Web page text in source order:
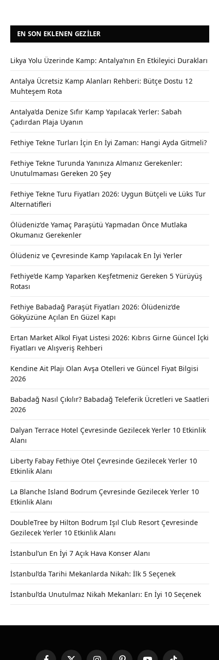
EN SON EKLENEN GEZILER
Likya Yolu Üzerinde Kamp: Antalya’nın En Etkileyici Durakları
Antalya Ücretsiz Kamp Alanları Rehberi: Bütçe Dostu 12
Muhteşem Rota
Antalya’da Denize Sıfır Kamp Yapılacak Yerler: Sabah
Çadırdan Plaja Uyanın
Fethiye Tekne Turları İçin En İyi Zaman: Hangi Ayda Gitmeli?
Fethiye Tekne Turunda Yanınıza Almanız Gerekenler:
Unutulmaması Gereken 20 Şey
Fethiye Tekne Turu Fiyatları 2026: Uygun Bütçeli ve Lüks Tur
Alternatifleri
Ölüdeniz’de Yamaç Paraşütü Yapmadan Önce Mutlaka
Okumanız Gerekenler
Ölüdeniz ve Çevresinde Kamp Yapılacak En İyi Yerler
Fethiye’de Kamp Yaparken Keşfetmeniz Gereken 5 Yürüyüş
Rotası
Fethiye Babadağ Paraşüt Fiyatları 2026: Ölüdeniz’de
Gökyüzüne Açılan En Güzel Kapı
Ertan Market Alkol Fiyat Listesi 2026: Kıbrıs Girne Güncel İçki
Fiyatları ve Alışveriş Rehberi
Kendine Ait Plajı Olan Avşa Otelleri ve Güncel Fiyat Bilgisi
2026
Babadağ Nasıl Çıkılır? Babadağ Teleferik Ücretleri ve Saatleri
2026
Dalyan Terrace Hotel Çevresinde Gezilecek Yerler 10 Etkinlik
Alanı
Liberty Fabay Fethiye Otel Çevresinde Gezilecek Yerler 10
Etkinlik Alanı
La Blanche Island Bodrum Çevresinde Gezilecek Yerler 10
Etkinlik Alanı
DoubleTree by Hilton Bodrum Işıl Club Resort Çevresinde
Gezilecek Yerler 10 Etkinlik Alanı
İstanbul’un En İyi 7 Açık Hava Konser Alanı
İstanbul’da Tarihi Mekanlarda Nikah: İlk 5 Seçenek
İstanbul’da Unutulmaz Nikah Mekanları: En İyi 10 Seçenek